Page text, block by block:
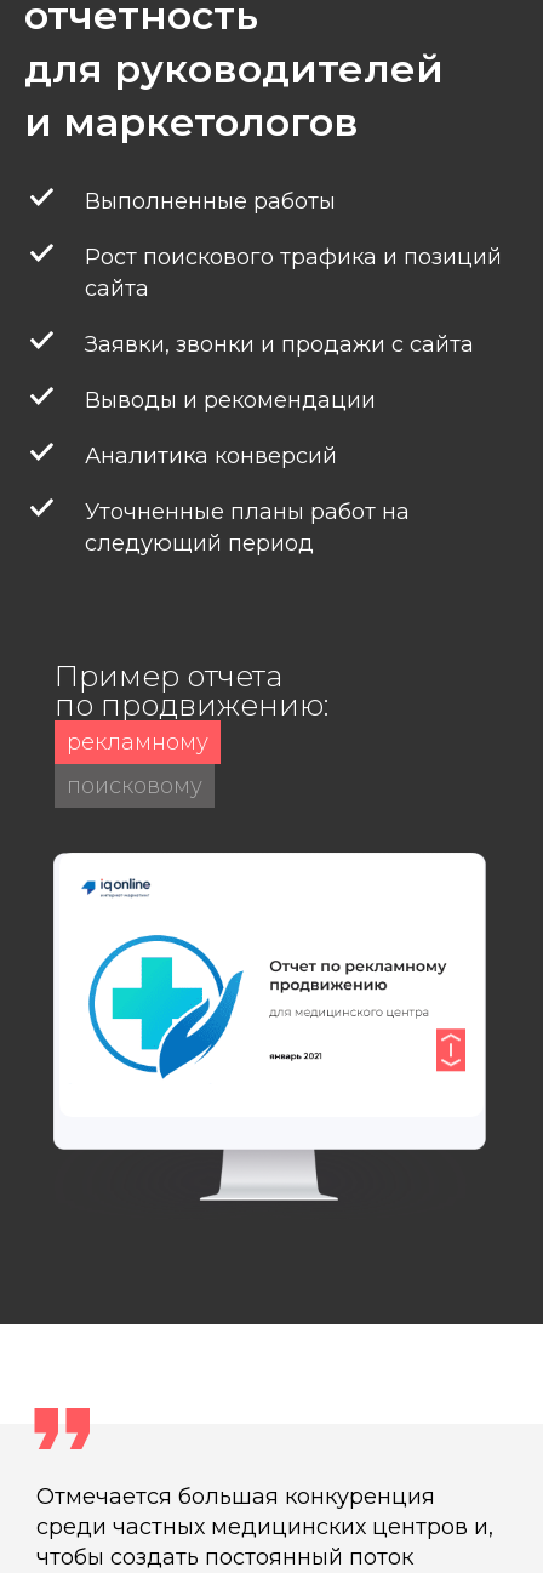
отчетность
для руководителей
и маркетологов
Выполненные работы
Рост поискового трафика и позиций
сайта
Заявки, звонки и продажи с сайта
Выводы и рекомендации
Аналитика конверсий
Уточненные планы работ на
следующий период
Пример отчета
по продвижению:
рекламному
поисковому
Отмечается большая конкуренция
среди частных медицинских центров и,
чтобы создать постоянный поток